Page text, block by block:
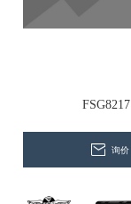
FSG8217
询价